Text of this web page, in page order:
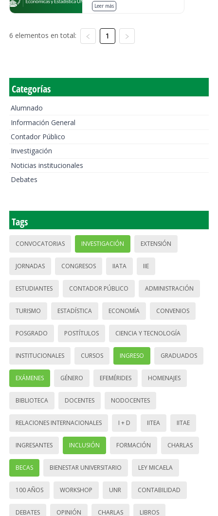
Leer más
6 elementos en total: 1
Categorías
Alumnado
Información General
Contador Público
Investigación
Noticias institucionales
Debates
Tags
CONVOCATORIAS INVESTIGACIÓN EXTENSIÓN
JORNADAS CONGRESOS IIATA IIE
ESTUDIANTES CONTADOR PÚBLICO ADMINISTRACIÓN
TURISMO ESTADÍSTICA ECONOMÍA CONVENIOS
POSGRADO POSTÍTULOS CIENCIA Y TECNOLOGÍA
INSTITUCIONALES CURSOS INGRESO GRADUADOS
EXÁMENES GÉNERO EFEMÉRIDES HOMENAJES
BIBLIOTECA DOCENTES NODOCENTES
RELACIONES INTERNACIONALES I + D IITEA IITAE
INGRESANTES INCLUSIÓN FORMACIÓN CHARLAS
BECAS BIENESTAR UNIVERSITARIO LEY MICAELA
100 AÑOS WORKSHOP UNR CONTABILIDAD
DEBATES OPINIÓN CHARLAS LIBROS